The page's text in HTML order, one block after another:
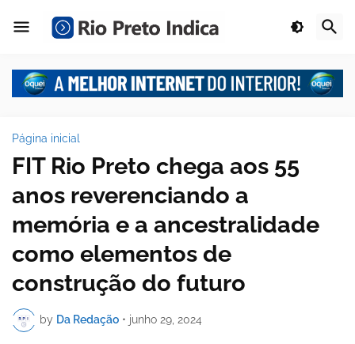
Página inicial
FIT Rio Preto chega aos 55
anos reverenciando a
memória e a ancestralidade
como elementos de
construção do futuro
by Da Redação • junho 29, 2024